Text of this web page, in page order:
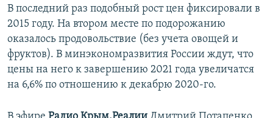
В последний раз подобный рост цен фиксировали в
2015 году. На втором месте по подорожанию
оказалось продовольствие (без учета овощей и
фруктов). В минэкономразвития России ждут, что
цены на него к завершению 2021 года увеличатся
на 6,6% по отношению к декабрю 2020-го.